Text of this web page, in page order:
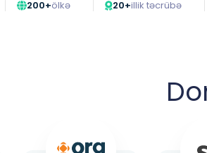
200+ölkə 20+illik təcrübə